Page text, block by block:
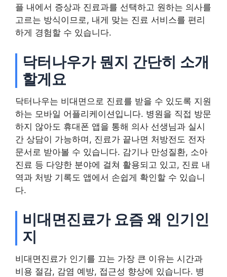
플 내에서 증상과 진료과를 선택하고 원하는 의사를
고르는 방식이므로, 내게 맞는 진료 서비스를 편리
하게 경험할 수 있습니다.
닥터나우가 뭔지 간단히 소개
할게요
닥터나우는 비대면으로 진료를 받을 수 있도록 지원
하는 모바일 어플리케이션입니다. 병원을 직접 방문
하지 않아도 휴대폰 앱을 통해 의사 선생님과 실시
간 상담이 가능하며, 진료가 끝나면 처방전도 전자
문서로 받아볼 수 있습니다. 감기나 만성질환, 소아
진료 등 다양한 분야에 걸쳐 활용되고 있고, 진료 내
역과 처방 기록도 앱에서 손쉽게 확인할 수 있습니
다.
비대면진료가 요즘 왜 인기인
지
비대면진료가 인기를 끄는 가장 큰 이유는 시간과
비용 절감, 감염 예방, 접근성 향상에 있습니다. 병